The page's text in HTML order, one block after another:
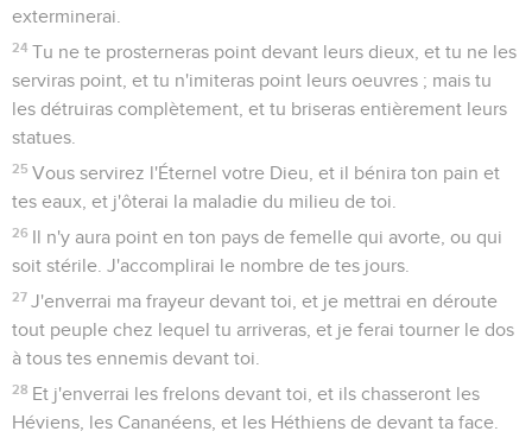
exterminerai.
24 Tu ne te prosterneras point devant leurs dieux, et tu ne les
serviras point, et tu n'imiteras point leurs oeuvres ; mais tu
les détruiras complètement, et tu briseras entièrement leurs
statues.
25 Vous servirez l'Éternel votre Dieu, et il bénira ton pain et
tes eaux, et j'ôterai la maladie du milieu de toi.
26 Il n'y aura point en ton pays de femelle qui avorte, ou qui
soit stérile. J'accomplirai le nombre de tes jours.
27 J'enverrai ma frayeur devant toi, et je mettrai en déroute
tout peuple chez lequel tu arriveras, et je ferai tourner le dos
à tous tes ennemis devant toi.
28 Et j'enverrai les frelons devant toi, et ils chasseront les
Héviens, les Cananéens, et les Héthiens de devant ta face.